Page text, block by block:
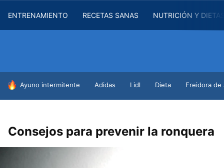
ENTRENAMIENTO RECETAS SANAS NUTRICIÓN Y
HOY SE HABLA DE
Ayuno intermitente Adidas Lidl Dieta Freidora de
Consejos para prevenir la ronquera